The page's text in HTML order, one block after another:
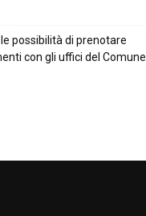
possibilità di prenotare
con gli uffici del Comune